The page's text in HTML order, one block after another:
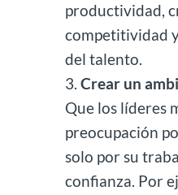
productividad,
competitividad
del talento.
Crear un
Que los líderes
preocupación
solo por su
confianza. Por